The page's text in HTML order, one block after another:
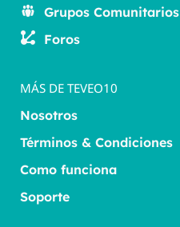
Grupos Comunitarios
Foros
MÁS DE TEVEO10
Nosotros
Términos & Condiciones
Como funciona
Soporte